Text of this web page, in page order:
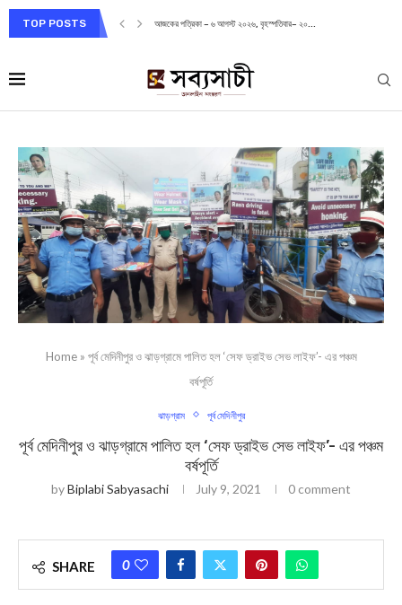
TOP POSTS আজকের পত্রিকা – ৬ আগস্ট ২০২৬, বৃহস্পতিবার– ২০...
Home» পূর্ব মেদিনীপুর ও ঝাড়গ্রামে পালিত হল ‘সেফ ড্রাইভ সেভ লাইফ’- এর পঞ্চম
বর্ষপূর্তি
ঝাড়গ্রাম পূর্ব মেদিনীপুর
পূর্ব মেদিনীপুর ও ঝাড়গ্রামে পালিত হল ‘সেফ ড্রাইভ সেভ লাইফ’- এর পঞ্চম
বর্ষপূর্তি
byBiplabi Sabyasachi July 9, 2021 0 comment
SHARE 0